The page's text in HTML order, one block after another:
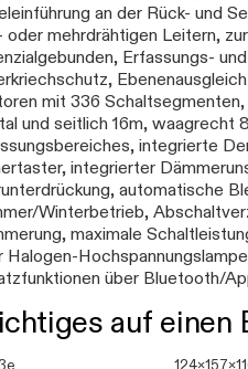
an der Rück- und
oder mehrdrähtigen Leitern,
Erfassungs-
mit 336
und seitlich 16m, waagrecht
integrierte
integrierter
automatische
Winterbetrieb,
maximale
Halogen-
über Bluetooth/
auf einen